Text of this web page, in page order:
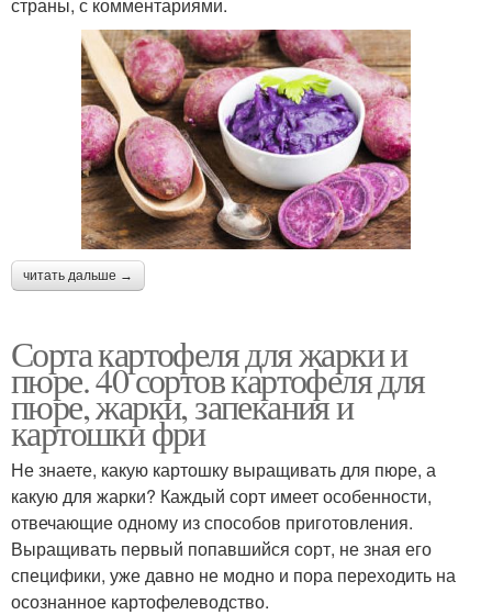
читать дальше →
Сорта картофеля для жарки и
пюре. 40 сортов картофеля для
пюре, жарки, запекания и
картошки фри
Не знаете, какую картошку выращивать для пюре, а
какую для жарки? Каждый сорт имеет особенности,
отвечающие одному из способов приготовления.
Выращивать первый попавшийся сорт, не зная его
специфики, уже давно не модно и пора переходить на
осознанное картофелеводство.